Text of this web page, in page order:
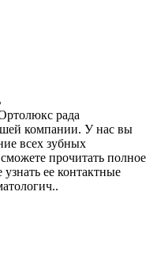
рада
компании. У нас вы
всех зубных
прочитать полное
ее контактные